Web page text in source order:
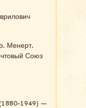
Менерт.
Союз
(1880-1949) —